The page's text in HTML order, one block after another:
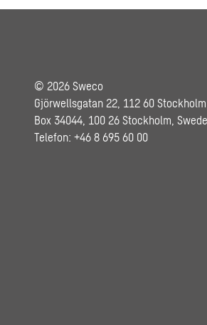
© 2026 Sweco
Gjörwellsgatan 22, 112 60 Stockholm
Box 34044, 100 26 Stockholm,
Telefon: +46 8 695 60 00